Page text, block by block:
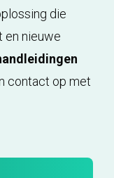
die
en nieuwe
contact op met